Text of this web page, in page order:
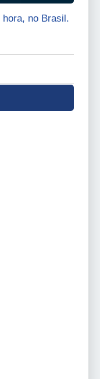
no Brasil.